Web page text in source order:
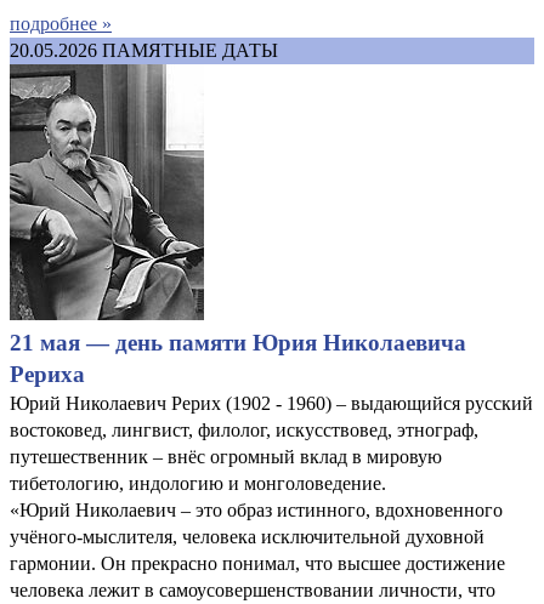
подробнее »
20.05.2026 ПАМЯТНЫЕ ДАТЫ
21 мая — день памяти Юрия Николаевича
Рериха
Юрий Николаевич Рерих (1902 - 1960) – выдающийся русский
востоковед, лингвист, филолог, искусствовед, этнограф,
путешественник – внёс огромный вклад в мировую
тибетологию, индологию и монголоведение.
«Юрий Николаевич – это образ истинного, вдохновенного
учёного-мыслителя, человека исключительной духовной
гармонии. Он прекрасно понимал, что высшее достижение
человека лежит в самоусовершенствовании личности, что